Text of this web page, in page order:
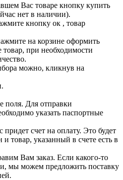
Вас товаре кнопку купить
нет в наличии).
кнопку ок , товар
на корзине оформить
товар, при необходимости
можно, кликнув на
поля. Для отправки
указать паспортные
счет на оплату. Это будет
и товар, указанный в счете есть в
Вам заказ. Если какого-то
мы можем предложить поставку